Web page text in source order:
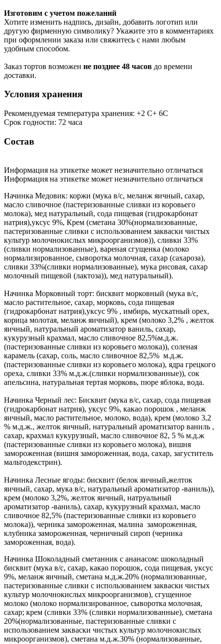
Изготовим с учетом пожеланий
Хотите изменить надпись, дизайн, добавить логотип или
другую фирменную символику? Укажите это в комментариях
при оформлении заказа или свяжитесь с нами любым
удобным способом.
Заказ тортов возможен не позднее 48 часов до времени
доставки.
Условия хранения
Рекомендуемая температура хранения: +2 С+ 6С
Срок годности: 72 часа
Состав
Информация на этикетке может незначительно отличаться
Информация на этикетке может незначительно отличаться
Начинка Медовик: коржи (мука в/с, меланж яичный, сахар,
масло сливочное (пастеризованные сливки из коровьего
молока), мед натуральный, сода пищевая (гидрокарбонат
натрия),уксус 9%, Крем (сметана 30%(нормализованные,
пастеризованные сливки с использованием закваски чистых
культур молочнокислых микроорганизмов)), сливки 33%
(сливки нормализованные), вареная сгущенка (молоко
нормализированное, сыворотка молочная, сахар (сахароза),
сливки 33%(сливки нормализованные), мука рисовая, сахар
молочный пищевой (лактоза)), мед натуральный).
Начинка Морковный торт: бисквит морковный (мука в/с,
масло растительное, сахар, морковь, сода пищевая
(гидрокарбонат натрия),уксус 9% , имбирь, мускатный орех,
корица молотая, меланж яичный), крем (молоко 3,2% , желток
яичный, натуральный ароматизатор ваниль, сахар,
кукурузный крахмал, масло сливочное 82,5%м.д.ж.
(пастеризованные сливки из коровьего молока)), соленая
карамель (сахар, соль, масло сливочное 82,5% м.д.ж.
(пастеризованные сливки из коровьего молока), ядра грецкого
ореха, сливки 33% м.д.ж.(сливки нормализованные)), сок
апельсина, натуральная тертая морковь, пюре яблока, вода.
Начинка Черный лес: Бисквит (мука в/с, сахар, сода пищевая
(гидрокарбонат натрия), уксус 9%, какао порошок , меланж
яичный, масло растительное, молоко, вода), крем (молоко 3,2
% м.д.ж., желток яичный, натуральный ароматизатор ваниль ,
сахар, крахмал кукурузный, масло сливочное 82, 5 % м.д.ж
(пастеризованные сливки из коровьего молока), вишня
замороженная (вишня замороженная, вода, сахар, загуститель
мальтодекстрин).
Начинка Лесные ягоды: бисквит (белок яичный,желток
яичный, сахар, мука в/с, натуральный ароматизатор -ваниль)),
крем (молоко 3,2%, желток яичный, натруальный
ароматизатор -ваниль), сахар, кукурузный крахмал, масло
сливочное 82,5% (пастеризованные сливки из коровьего
молока)), черника замороженная, малина замороженная,
клубника замороженная, черничный сироп (черника
замороженная, вода).
Начинка Шоколадный сметанник с ананасом: шоколадный
бисквит (мука в/с, сахар, какао порошок, сода пищевая, уксус
9%, меланж яичный, сметана м.д.ж.20% (нормализованные,
пастеризованные сливки с использованием закваски чистых
культур молочнокислых микроорганизмов), сгущенное
молоко (молоко нормализированное, сыворотка молочная,
сахар; крем (сливки 33% (сливки нормализованные), сметана
20%(нормализованные, пастеризованные сливки с
использованием закваски чистых культур молочнокислых
микроорганизмов), сметана м.д.ж.30% (нормализованные,